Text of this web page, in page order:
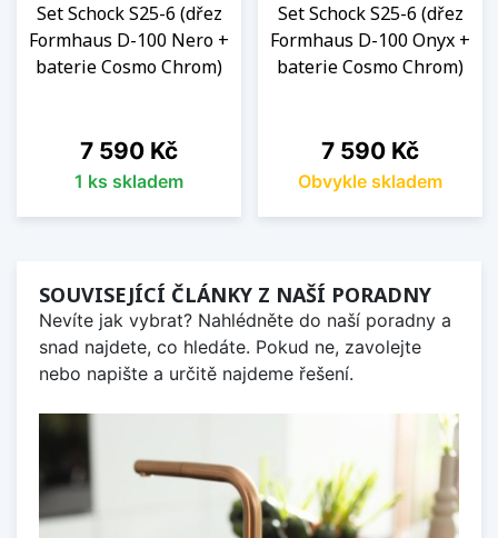
Set Schock S25-6 (dřez
Formhaus D-100 Nero +
baterie Cosmo Chrom)
Cena
7 590 Kč
1 ks skladem
Set Schock S25-6 (dřez
Formhaus D-100 Onyx +
baterie Cosmo Chrom)
Cena
7 590 Kč
Obvykle skladem
SOUVISEJÍCÍ ČLÁNKY Z NAŠÍ PORADNY
Nevíte jak vybrat? Nahlédněte do naší poradny a
snad najdete, co hledáte. Pokud ne, zavolejte
nebo napište a určitě najdeme řešení.